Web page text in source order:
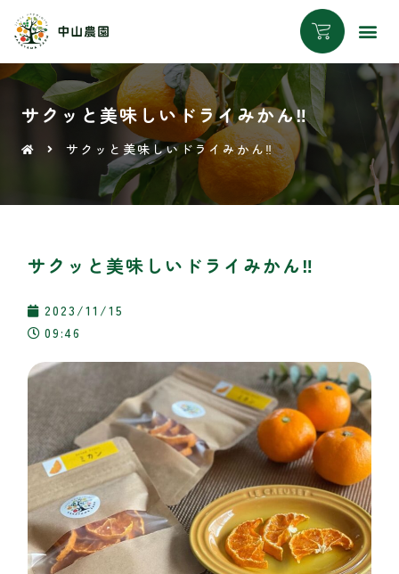
サクッと美味しいドライみかん‼︎
サクッと美味しいドライみかん‼︎
サクッと美味しいドライみかん‼︎
2023/11/15
09:46